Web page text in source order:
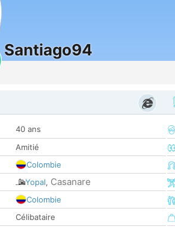
Santiago94
40 ans
Amitié
Colombie
Yopal, Casanare
Colombie
Célibataire